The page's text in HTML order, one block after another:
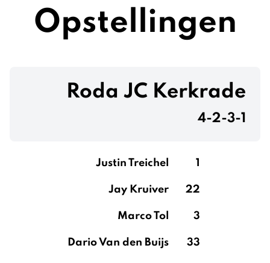
Opstellingen
Roda JC Kerkrade
4-2-3-1
Justin Treichel 1
Jay Kruiver 22
Marco Tol 3
Dario Van den Buijs 33